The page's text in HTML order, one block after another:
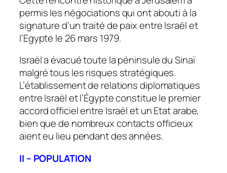
permis les négociations qui ont abouti à la
signature d’un traité de paix entre Israël et
l’Egypte le 26 mars 1979.
Israël a évacué toute la péninsule du Sinaï
malgré tous les risques stratégiques.
L’établissement de relations diplomatiques
entre Israël et l’Égypte constitue le premier
accord officiel entre Israël et un Etat arabe,
bien que de nombreux contacts officieux
aient eu lieu pendant des années.
II – POPULATION